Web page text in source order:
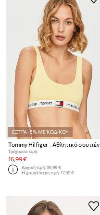
ΕΞΤΡΑ -5% ΜΕ ΚΩΔΙΚΟ*
Tommy Hilfiger - Αθλητικό σουτιέν
Τρέχουσα τιμή:
16,99 €
Αρχική τιμή:35,99 €
Η χαμηλότερη τιμή:17,99 €